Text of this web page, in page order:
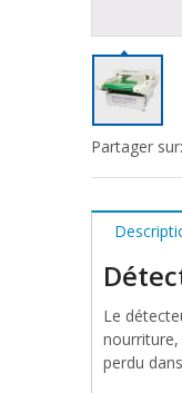
Partager sur:
Le
perdu